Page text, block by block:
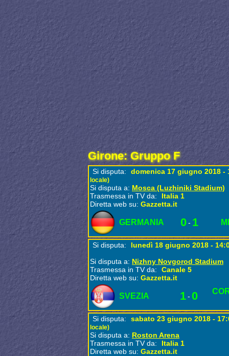
Girone: Gruppo F
Si disputa: domenica 17 giugno 2018 -
locale)
Si disputa a: Mosca (Luzhiniki Stadium)
Trasmessa in TV da:
Italia 1
Diretta web su: Gazzetta.it
GERMANIA 0- 1
Si disputa:
lunedì 18 giugno 2018 -
Si disputa a: Nizhny Novgorod Stadium
Trasmessa in TV da:
Canale 5
Diretta web su: Gazzetta.it
SVEZIA 1- 0
Si disputa: sabato 23 giugno 2018 -
locale)
Si disputa a: Roston Arena
Trasmessa in TV da:
Italia 1
Diretta web su: Gazzetta.it